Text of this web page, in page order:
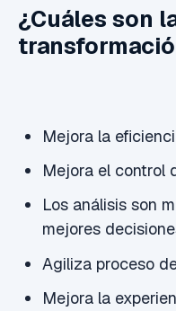
¿Cuáles son
Mejora la
Mejora el control
Los análisis son
mejores
Agiliza proceso
Mejora la